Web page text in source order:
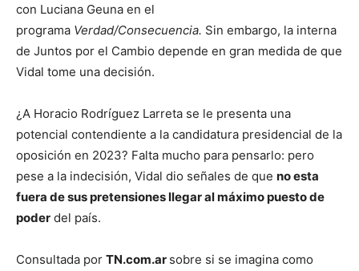
con Luciana Geuna en el
programa Verdad/Consecuencia. Sin embargo, la interna
de Juntos por el Cambio depende en gran medida de que
Vidal tome una decisión.
¿A Horacio Rodríguez Larreta se le presenta una
potencial contendiente a la candidatura presidencial de la
oposición en 2023? Falta mucho para pensarlo: pero
pese a la indecisión, Vidal dio señales de que no esta
fuera de sus pretensiones llegar al máximo puesto de
poder del país.
Consultada por TN.com.ar sobre si se imagina como